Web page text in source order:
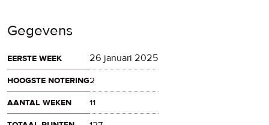
Gegevens
eerste week
26 januari 2025
hoogste notering2
aantal weken
11